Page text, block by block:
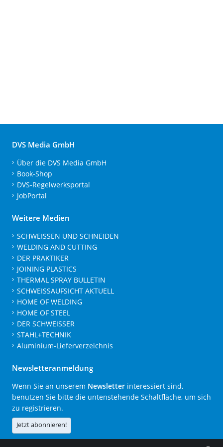
DVS Media GmbH
Über die DVS Media GmbH
Book-Shop
DVS-Regelwerksportal
JobPortal
Weitere Medien
SCHWEISSEN UND SCHNEIDEN
WELDING AND CUTTING
DER PRAKTIKER
JOINING PLASTICS
THERMAL SPRAY BULLETIN
SCHWEISSAUFSICHT AKTUELL
HOME OF WELDING
HOME OF STEEL
DER SCHWEISSER
STAHL+TECHNIK
Aluminium-Lieferverzeichnis
Newsletteranmeldung
Wenn Sie an unserem Newsletter interessiert sind,
benutzen Sie bitte die untenstehende Schaltfläche, um sich
zu registrieren.
Jetzt abonnieren!